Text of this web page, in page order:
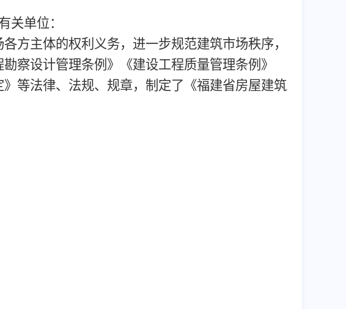
关单位：
主体的权利义务，进一步规范建筑市场秩序，
察设计管理条例》《建设工程质量管理条例》
等法律、法规、规章，制定了《福建省房屋建筑